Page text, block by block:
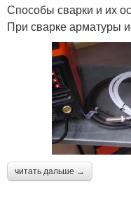
Способы сварки и их
При сварке арматуры
читать дальше →